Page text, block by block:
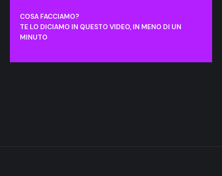
COSA FACCIAMO?
TE LO DICIAMO IN QUESTO VIDEO, IN MENO DI UN
MINUTO